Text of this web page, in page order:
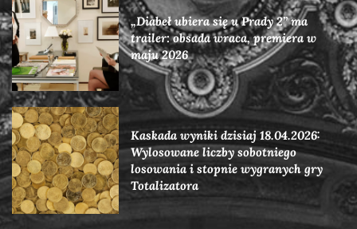
„Diabeł ubiera się u Prady 2” ma
trailer: obsada wraca, premiera w
maju 2026
Kaskada wyniki dzisiaj 18.04.2026:
Wylosowane liczby sobotniego
losowania i stopnie wygranych gry
Totalizatora